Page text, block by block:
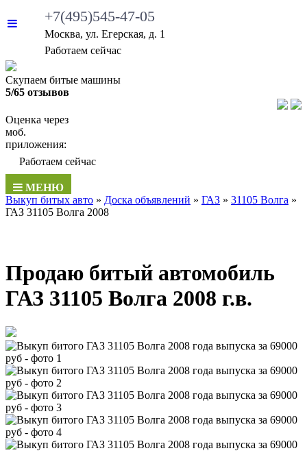
+7(495)545-47-05
Москва, ул. Егерская, д. 1
Работаем сейчас
Скупаем битые машины
5/65 отзывов
Оценка через
моб.
приложения:
Работаем сейчас
МЕНЮ
Выкуп битых авто » Доска объявлений » ГАЗ » 31105 Волга »
ГАЗ 31105 Волга 2008
Продаю битый автомобиль
ГАЗ 31105 Волга 2008 г.в.